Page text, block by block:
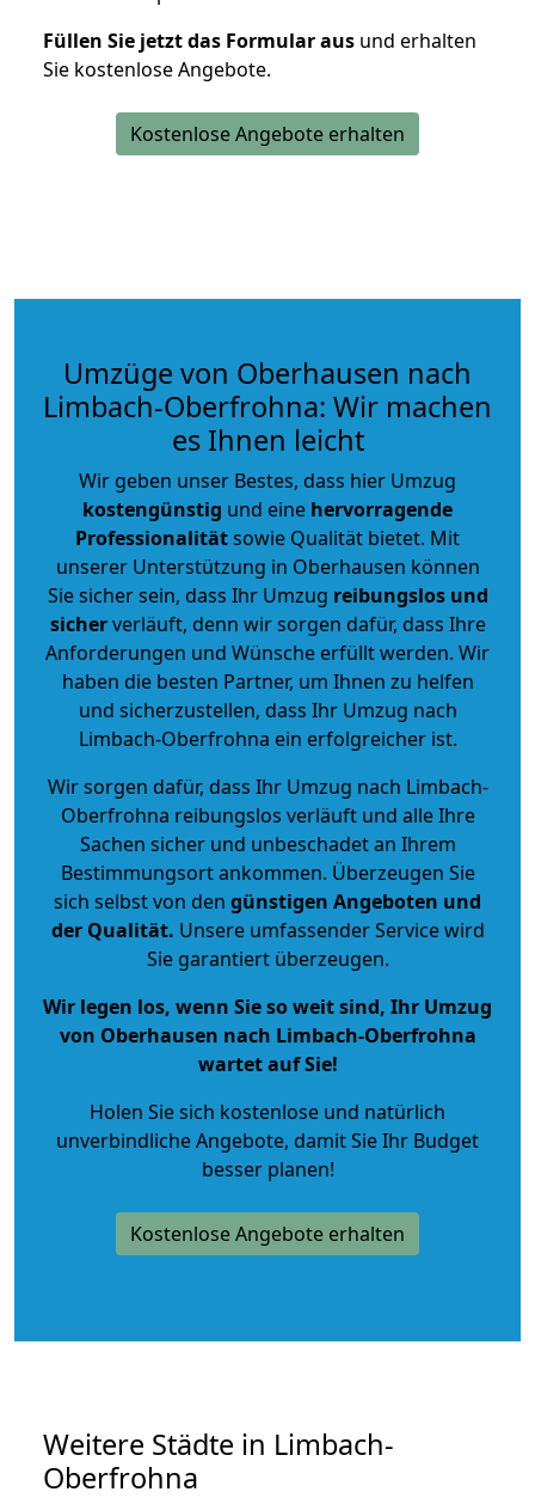
Füllen Sie jetzt das Formular aus und erhalten
Sie kostenlose Angebote.
Kostenlose Angebote erhalten
Umzüge von Oberhausen nach
Limbach-Oberfrohna: Wir machen
es Ihnen leicht
Wir geben unser Bestes, dass hier Umzug
kostengünstig und eine hervorragende
Professionalitätsowie Qualität bietet. Mit
unserer Unterstützung in Oberhausen können
Sie sicher sein, dass Ihr Umzug reibungslos und
sicherverläuft, denn wir sorgen dafür, dass Ihre
Anforderungen und Wünsche erfüllt werden. Wir
haben die besten Partner, um Ihnen zu helfen
und sicherzustellen, dass Ihr Umzug nach
Limbach-Oberfrohna ein erfolgreicher ist.
Wir sorgen dafür, dass Ihr Umzug nach Limbach-
Oberfrohna reibungslos verläuft und alle Ihre
Sachen sicher und unbeschadet an Ihrem
Bestimmungsort ankommen. Überzeugen Sie
sich selbst von den günstigen Angeboten und
der Qualität. Unsere umfassender Service wird
Sie garantiert überzeugen.
Wir legen los, wenn Sie so weit sind, Ihr Umzug
von Oberhausen nach Limbach-Oberfrohna
wartet auf Sie!
Holen Sie sich kostenlose und natürlich
unverbindliche Angebote, damit Sie Ihr Budget
besser planen!
Kostenlose Angebote erhalten
Weitere Städte in Limbach-
Oberfrohna